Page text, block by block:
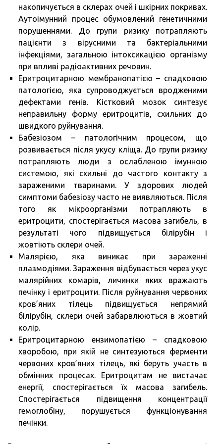
накопичується в склерах очей і шкірних покривах.
Аутоімунний процес обумовлений генетичними
порушеннями. До групи ризику потрапляють
пацієнти з вірусними та бактеріальними
інфекціями, загальною інтоксикацією організму
при впливі радіоактивних речовин.
Еритроцитарною мембранопатією – спадковою
патологією, яка супроводжується вродженими
дефектами генів. Кістковий мозок синтезує
неправильну форму еритроцитів, схильних до
швидкого руйнування.
Бабезіозом – патологічним процесом, що
розвивається після укусу кліща. До групи ризику
потрапляють люди з ослабленою імунною
системою, які схильні до частого контакту з
зараженими тваринами. У здорових людей
симптоми бабезіозу часто не виявляються. Після
того як мікроорганізми потрапляють в
еритроцити, спостерігається масова загибель, в
результаті чого підвищується білірубін і
жовтіють склери очей.
Малярією, яка виникає при зараженні
плазмодіями. Зараження відбувається через укус
малярійних комарів, личинки яких вражають
печінку і еритроцити. Після руйнування червоних
кров’яних тілець підвищується непрямий
білірубін, склери очей забарвлюються в жовтий
колір.
Еритроцитарною ензимопатією – спадковою
хворобою, при якій не синтезуються ферменти
червоних кров’яних тілець, які беруть участь в
обмінних процесах. Еритроцитам не вистачає
енергії, спостерігається їх масова загибель.
Спостерігається підвищення концентрації
гемоглобіну, порушується функціонування
печінки.